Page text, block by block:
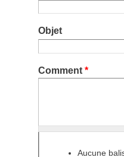
Objet
Comment *
Aucune